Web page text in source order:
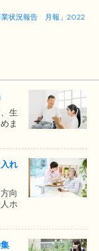
業状況報告 月報」2022
生
ま
れ
向
ホ